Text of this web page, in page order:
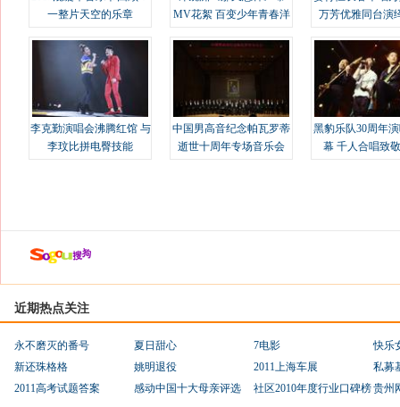
一整片天空的乐章
MV花絮 百变少年青春洋
万芳优雅同台演
李克勤演唱会沸腾红馆 与
李玟比拼电臀技能
中国男高音纪念帕瓦罗蒂
逝世十周年专场音乐会
黑豹乐队30周年
幕 千人合唱致
近期热点关注
永不磨灭的番号 夏日甜心 7电影
快乐
新还珠格格
姚明退役 2011上海车展
私募
2011高考试题答案
感动中国十大母亲评选 社区2010年度行业口碑榜贵州